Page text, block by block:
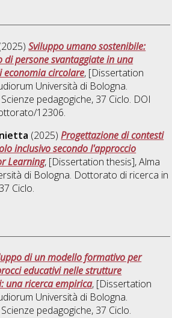
Sviluppo umano sostenibile:
persone svantaggiate in una
economia circolare, [Dissertation
Università di Bologna.
Scienze pedagogiche, 37 Ciclo. DOI
12306.
(2025)Progettazione di contesti
inclusivo secondo l'approccio
Learning, [Dissertation thesis], Alma
di Bologna. Dottorato di ricerca in
Ciclo.
di un modello formativo per
educativi nelle strutture
una ricerca empirica, [Dissertation
Università di Bologna.
Scienze pedagogiche, 37 Ciclo.